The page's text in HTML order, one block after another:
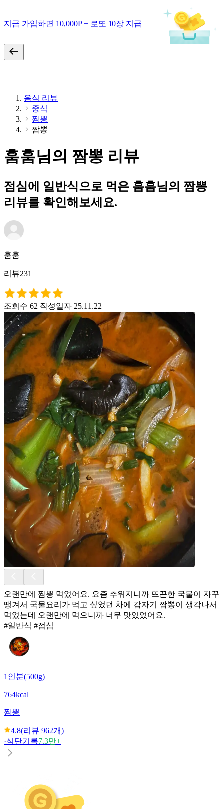
지금 가입하면 10,000P + 로또 10장 지급
음식 리뷰
중식
짬뽕
짬뽕
훔훔님의 짬뽕 리뷰
점심에 일반식으로 먹은 훔훔님의 짬뽕
리뷰를 확인해보세요.
훔훔
리뷰231
조회수 62 작성일자 25.11.22
오랜만에 짬뽕 먹었어요. 요즘 추워지니까 뜨끈한 국물이 자꾸
땡겨서 국물요리가 먹고 싶었던 차에 갑자기 짬뽕이 생각나서
먹었는데 오랜만에 먹으니까 너무 맛있었어요.
#일반식 #점심
1인분(500g)
764kcal
짬뽕
4.8(리뷰 962개)
·식단기록7.3만+